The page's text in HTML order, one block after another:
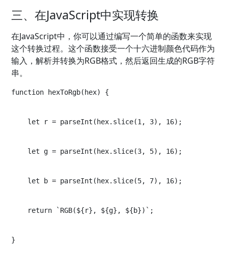
三、在JavaScript中实现转换
在JavaScript中，你可以通过编写一个简单的函数来实现
这个转换过程。这个函数接受一个十六进制颜色代码作为
输入，解析并转换为RGB格式，然后返回生成的RGB字符
串。
function hexToRgb(hex) {
    let r = parseInt(hex.slice(1, 3), 16);
    let g = parseInt(hex.slice(3, 5), 16);
    let b = parseInt(hex.slice(5, 7), 16);
    return `RGB(${r}, ${g}, ${b})`;
}